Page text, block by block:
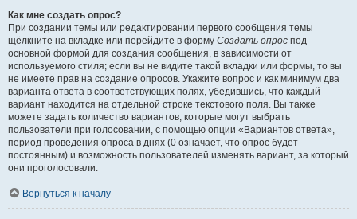
Как мне создать опрос?
При создании темы или редактировании первого сообщения темы
щёлкните на вкладке или перейдите в форму Создать опрос под
основной формой для создания сообщения, в зависимости от
используемого стиля; если вы не видите такой вкладки или формы, то вы
не имеете прав на создание опросов. Укажите вопрос и как минимум два
варианта ответа в соответствующих полях, убедившись, что каждый
вариант находится на отдельной строке текстового поля. Вы также
можете задать количество вариантов, которые могут выбрать
пользователи при голосовании, с помощью опции «Вариантов ответа»,
период проведения опроса в днях (0 означает, что опрос будет
постоянным) и возможность пользователей изменять вариант, за который
они проголосовали.
Вернуться к началу